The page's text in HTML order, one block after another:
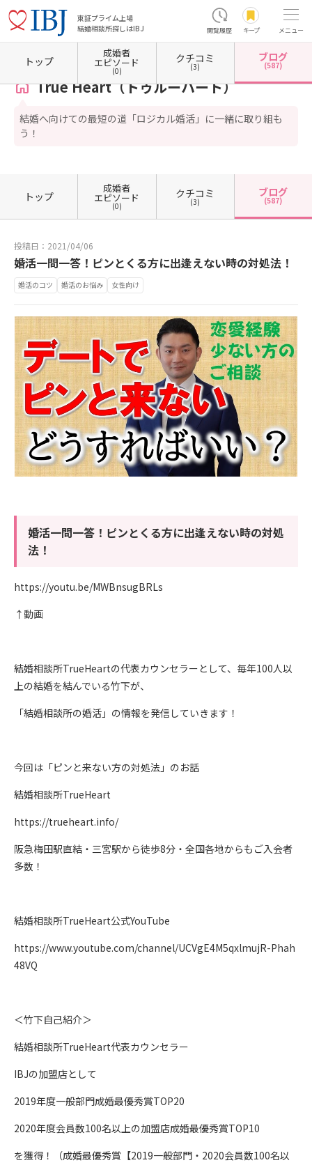
東証プライム上場
結婚相談所探しはIBJ
閲覧履歴 キープ メニュー
ホーム 大阪府の結婚相談所 大阪府大阪市 大阪府大阪市中央区 True Heart（トゥル
True Heart（トゥルーハート）
結婚へ向けての最短の道「ロジカル婚活」に一緒に取り組も
う！
トップ
成婚者
エピソード
(0)
クチコミ
(3)
ブログ
(587)
トップ
成婚者
エピソード
(0)
クチコミ
(3)
ブログ
(587)
投稿日：2021/04/06
婚活一問一答！ピンとくる方に出逢えない時の対処法！
婚活のコツ 婚活のお悩み 女性向け
婚活一問一答！ピンとくる方に出逢えない時の対処
法！
https://youtu.be/MWBnsugBRLs
↑動画
結婚相談所TrueHeartの代表カウンセラーとして、毎年100人以
上の結婚を結んでいる竹下が、
「結婚相談所の婚活」の情報を発信していきます！
今回は「ピンと来ない方の対処法」のお話
結婚相談所TrueHeart
https://trueheart.info/
阪急梅田駅直結・三宮駅から徒歩8分・全国各地からもご入会者
多数！
結婚相談所TrueHeart公式YouTube
https://www.youtube.com/channel/UCVgE4M5qxlmujR-Phah
48VQ
＜竹下自己紹介＞
結婚相談所TrueHeart代表カウンセラー
IBJの加盟店として
2019年度一般部門成婚最優秀賞TOP20
2020年度会員数100名以上の加盟店成婚最優秀賞TOP10
を獲得！（成婚最優秀賞【2019一般部門・2020会員数100名以